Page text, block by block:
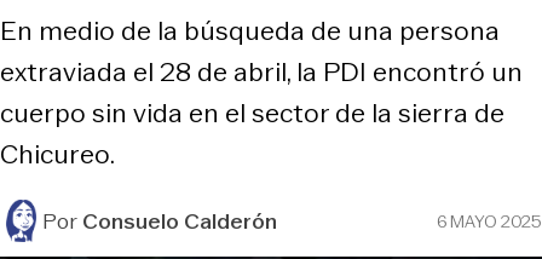
En medio de la búsqueda de una persona
extraviada el 28 de abril, la PDI encontró un
cuerpo sin vida en el sector de la sierra de
Chicureo.
PorConsuelo Calderón 6 MAYO 2025